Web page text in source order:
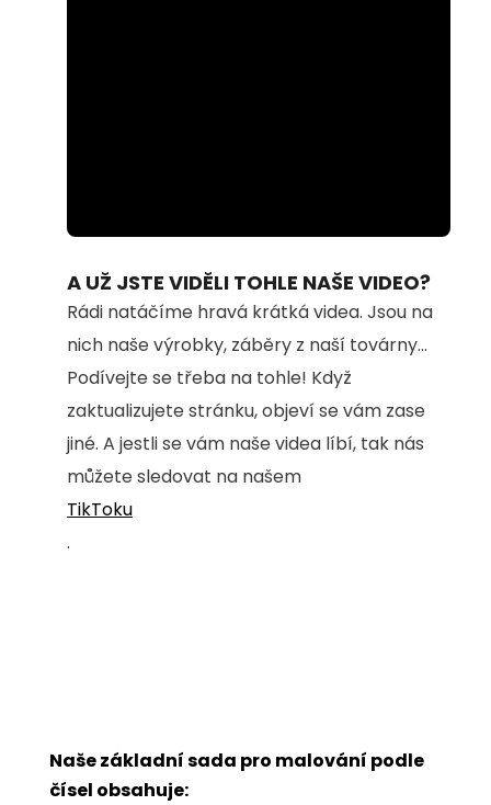
94.54%
A UŽ JSTE VIDĚLI TOHLE NAŠE VIDEO?
Rádi natáčíme hravá krátká videa. Jsou na
nich naše výrobky, záběry z naší továrny...
Podívejte se třeba na tohle! Když
zaktualizujete stránku, objeví se vám zase
jiné. A jestli se vám naše videa líbí, tak nás
můžete sledovat na našem
TikToku
.
Naše základní sada pro malování podle
čísel obsahuje: